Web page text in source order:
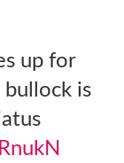
up for
bullock is